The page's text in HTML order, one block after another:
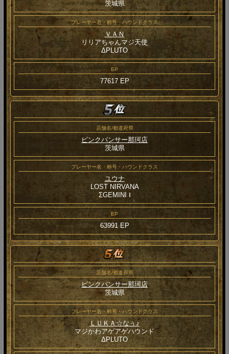
茨城県
プレーヤー名・称号・ハウンドクラス
ＶＡＮ
リリアちゃんマジ天使
ΔPLUTO
EP
77617 EP
店舗名/都道府県
ピンクパンサー那珂店
茨城県
プレーヤー名・称号・ハウンドクラス
ユウナ
LOST NIRVANA
ΣGEMINI Ⅰ
EP
63991 EP
店舗名/都道府県
ピンクパンサー那珂店
茨城県
プレーヤー名・称号・ハウンドクラス
ＬＵＫＡ☆なぅ♪
マジかわアゲアゲハウンド
ΔPLUTO